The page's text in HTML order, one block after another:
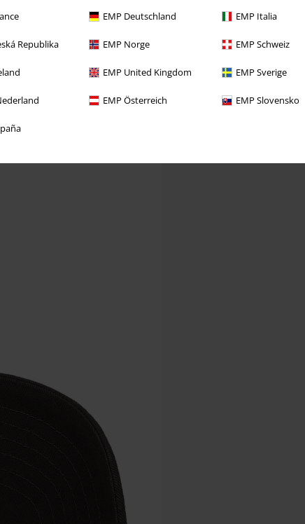
EMP Deutschland EMP Italia
Republika EMP Norge EMP Schweiz
EMP United Kingdom EMP Sverige
EMP Österreich EMP Slovensko